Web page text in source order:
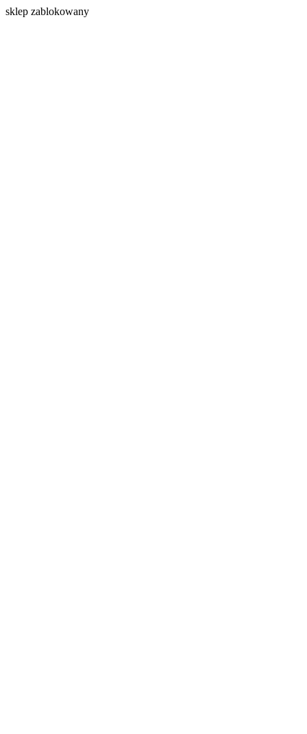
sklep zablokowany